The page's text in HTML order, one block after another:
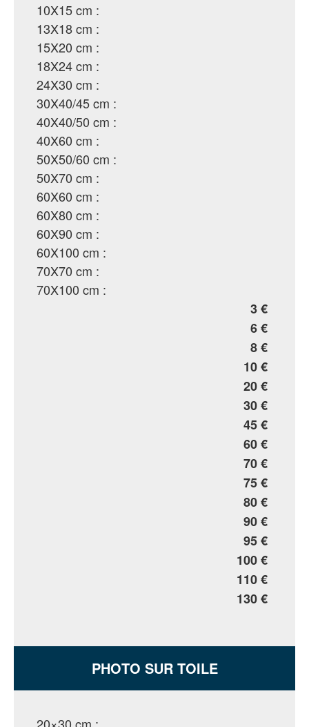
10X15 cm :
13X18 cm :
15X20 cm :
18X24 cm :
24X30 cm :
30X40/45 cm :
40X40/50 cm :
40X60 cm :
50X50/60 cm :
50X70 cm :
60X60 cm :
60X80 cm :
60X90 cm :
60X100 cm :
70X70 cm :
70X100 cm :
3 €
6 €
8 €
10 €
20 €
30 €
45 €
60 €
70 €
75 €
80 €
90 €
95 €
100 €
110 €
130 €
PHOTO SUR TOILE